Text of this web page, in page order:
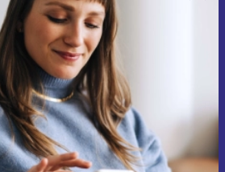
dig till vårt nyhetsbrev för
gången och spara 200 kr!
aldrig ett erbjudande igen.
Begär kupong
av personuppgifter finns i vår